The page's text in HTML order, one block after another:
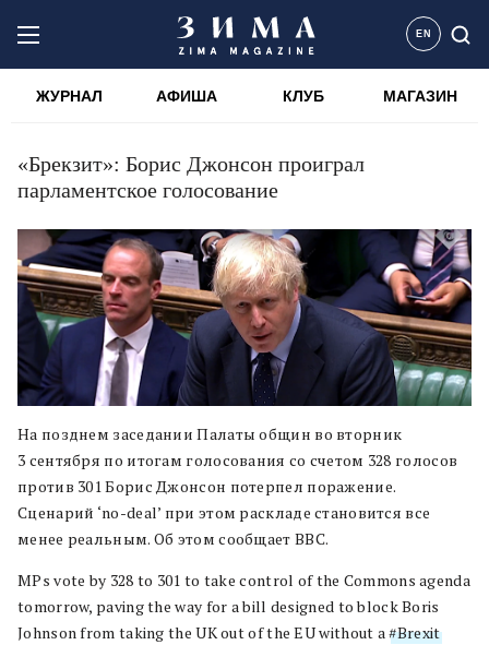
EN
ЖУРНАЛ АФИША КЛУБ МАГАЗИН
«Брекзит»: Борис Джонсон проиграл
парламентское голосование
На позднем заседании Палаты общин во вторник
3 сентября по итогам голосования со счетом 328 голосов
против 301 Борис Джонсон потерпел поражение.
Сценарий ‘no-deal’ при этом раскладе становится все
менее реальным. Об этом сообщает BBC.
MPs vote by 328 to 301 to take control of the Commons agenda
tomorrow, paving the way for a bill designed to block Boris
Johnson from taking the UK out of the EU without a#Brexit